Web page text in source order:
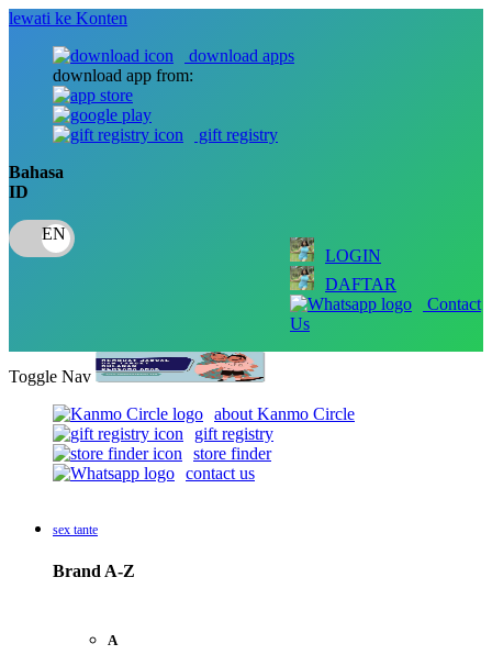
lewati ke Konten
download apps
download app from:
gift registry
Bahasa
ID
LOGIN
DAFTAR
Contact
Us
Toggle Nav
about Kanmo Circle
gift registry
store finder
contact us
sex tante
Brand A-Z
A